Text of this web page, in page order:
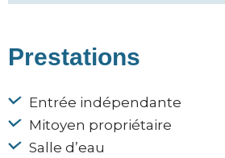
Prestations
Entrée indépendante
Mitoyen propriétaire
Salle d’eau